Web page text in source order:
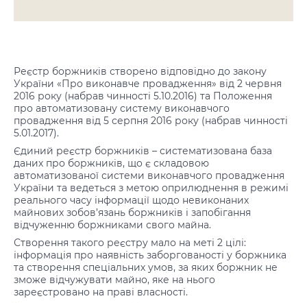
Реєстр боржників створено відповідно до закону
України «Про виконавче провадження» від 2 червня
2016 року (набрав чинності 5.10.2016) та Положення
про автоматизовану систему виконавчого
провадження від 5 серпня 2016 року (набрав чинності
5.01.2017).
Єдиний реєстр боржників – систематизована база
даних про боржників, що є складовою
автоматизованої системи виконавчого провадження
України та ведеться з метою оприлюднення в режимі
реального часу інформації щодо невиконаних
майнових зобов’язань боржників і запобігання
відчуженню боржниками свого майна.
Створення такого реєстру мало на меті 2 цілі:
інформація про наявність заборгованості у боржника
та створення спеціальних умов, за яких боржник не
зможе відчужувати майно, яке на нього
зареєстровано на праві власності.